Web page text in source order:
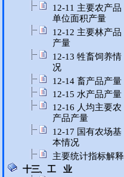
12-11 主要农产品
单位面积产量
12-12 主要林产品
产量
12-13 牲畜饲养情
况
12-14 畜产品产量
12-15 水产品产量
12-16 人均主要农
产品产量
12-17 国有农场基
本情况
主要统计指标解释
十三、工 业